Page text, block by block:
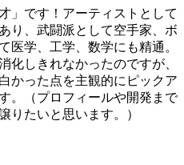
」です！アーティストとして
り、武闘派として空手家、ボ
医学、工学、数学にも精通。
化しきれなかったのですが、
かった点を主観的にピックア
。（プロフィールや開発まで
りたいと思います。）